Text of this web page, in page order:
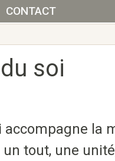
CONTACT
soi
accompagne la
tout, une